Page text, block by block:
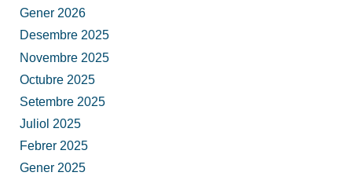
Gener 2026
Desembre 2025
Novembre 2025
Octubre 2025
Setembre 2025
Juliol 2025
Febrer 2025
Gener 2025